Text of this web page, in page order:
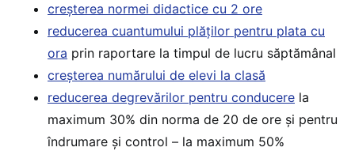
creșterea normei didactice cu 2 ore
reducerea cuantumului plăților pentru plata cu
ora prin raportare la timpul de lucru săptămânal
creșterea numărului de elevi la clasă
reducerea degrevărilor pentru conducere la
maximum 30% din norma de 20 de ore și pentru
îndrumare și control – la maximum 50%